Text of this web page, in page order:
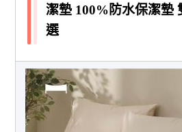
潔墊 100%防水保潔墊
選